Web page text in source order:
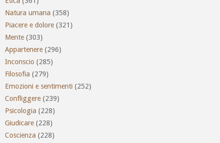
Natura umana (358)
Piacere e dolore (321)
Mente (303)
Appartenere (296)
Inconscio (285)
Filosofia (279)
Emozioni e sentimenti (252)
Confliggere (239)
Psicologia (228)
Giudicare (228)
Coscienza (228)